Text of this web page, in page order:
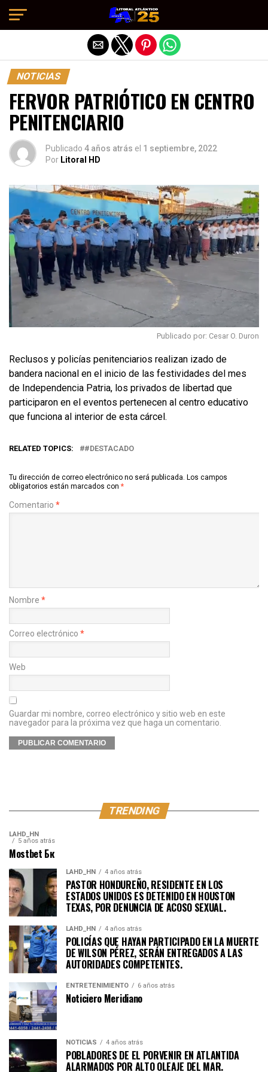
NOTICIAS
FERVOR PATRIÓTICO EN CENTRO
PENITENCIARIO
Publicado 4 años atrás el 1 septiembre, 2022
Por Litoral HD
Publicado por: Cesar O. Duron
Reclusos y policías penitenciarios realizan izado de
bandera nacional en el inicio de las festividades del mes
de Independencia Patria, los privados de libertad que
participaron en el eventos pertenecen al centro educativo
que funciona al interior de esta cárcel.
RELATED TOPICS: #DESTACADO
Tu dirección de correo electrónico no será publicada. Los campos
obligatorios están marcados con *
Comentario *
Nombre *
Correo electrónico *
Web
Guardar mi nombre, correo electrónico y sitio web en este
navegador para la próxima vez que haga un comentario.
TRENDING
LAHD_HN
5 años atrás
Mostbet Бк
LAHD_HN 4 años atrás
PASTOR HONDUREÑO, RESIDENTE EN LOS
ESTADOS UNIDOS ES DETENIDO EN HOUSTON
TEXAS, POR DENUNCIA DE ACOSO SEXUAL.
LAHD_HN 4 años atrás
POLICÍAS QUE HAYAN PARTICIPADO EN LA MUERTE
DE WILSON PÉREZ, SERÁN ENTREGADOS A LAS
AUTORIDADES COMPETENTES.
ENTRETENIMIENTO 6 años atrás
Noticiero Meridiano
NOTICIAS 4 años atrás
POBLADORES DE EL PORVENIR EN ATLANTIDA
ALARMADOS POR ALTO OLEAJE DEL MAR.
Salir de la versión móvil